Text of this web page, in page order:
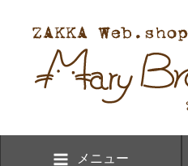
メニュー